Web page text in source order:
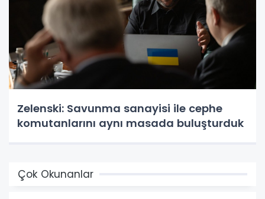
Zelenski: Savunma sanayisi ile cephe
komutanlarını aynı masada buluşturduk
Çok Okunanlar